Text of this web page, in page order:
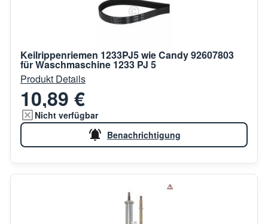
Keilrippenriemen 1233PJ5 wie Candy 92607803
für Waschmaschine 1233 PJ 5
Produkt Details
10,89 €
Nicht verfügbar
Benachrichtigung